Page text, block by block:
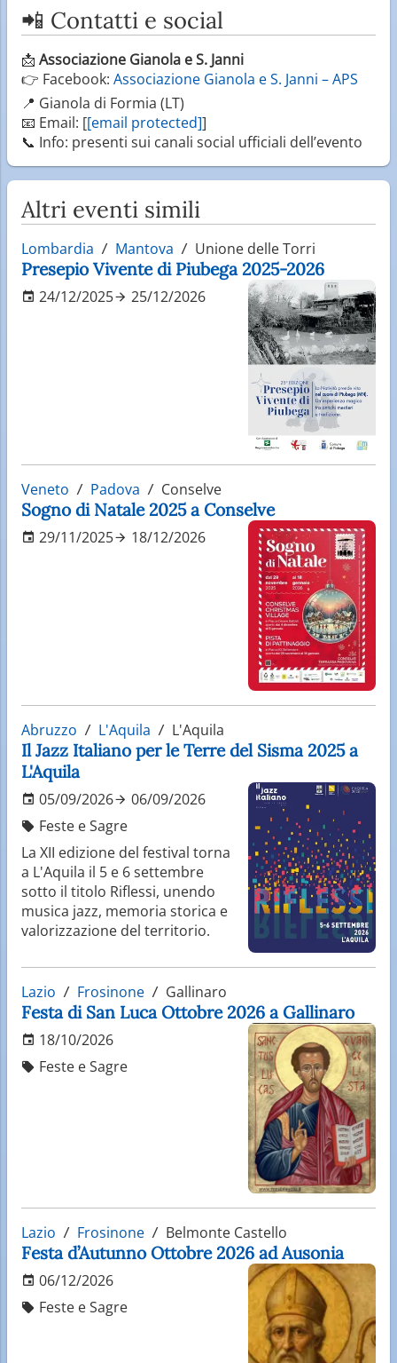
📲 Contatti e social
📩 Associazione Gianola e S. Janni
👉 Facebook: Associazione Gianola e S. Janni – APS
📍 Gianola di Formia (LT)
📧 Email: [[email protected]]
📞 Info: presenti sui canali social ufficiali dell’evento
Altri eventi simili
Lombardia Mantova Unione delle Torri
Presepio Vivente di Piubega 2025-2026
24/12/2025 25/12/2026
Veneto Padova Conselve
Sogno di Natale 2025 a Conselve
29/11/2025 18/12/2026
Abruzzo L'Aquila L'Aquila
Il Jazz Italiano per le Terre del Sisma 2025 a
L'Aquila
05/09/2026
06/09/2026
Feste e Sagre
La XII edizione del festival torna
a L'Aquila il 5 e 6 settembre
sotto il titolo Riflessi, unendo
musica jazz, memoria storica e
valorizzazione del territorio.
Lazio Frosinone Gallinaro
Festa di San Luca Ottobre 2026 a Gallinaro
18/10/2026
Feste e Sagre
Lazio Frosinone Belmonte Castello
Festa d’Autunno Ottobre 2026 ad Ausonia
06/12/2026
Feste e Sagre